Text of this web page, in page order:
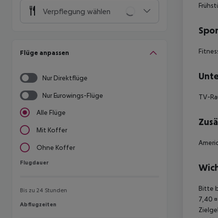
Verpflegung wählen
Flüge anpassen
Nur Direktflüge
Nur Eurowings-Flüge
Alle Flüge
Mit Koffer
Ohne Koffer
Flugdauer
Flugdauer
Bis zu 24 Stunden
Abflugzeiten
Abflugzeiten
TV-
Bitte
7,40